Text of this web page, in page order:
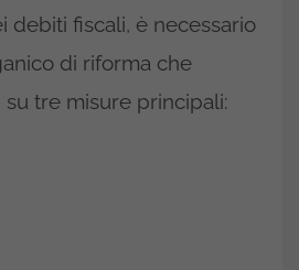
debiti fiscali, è necessario
di riforma che
tre misure principali: